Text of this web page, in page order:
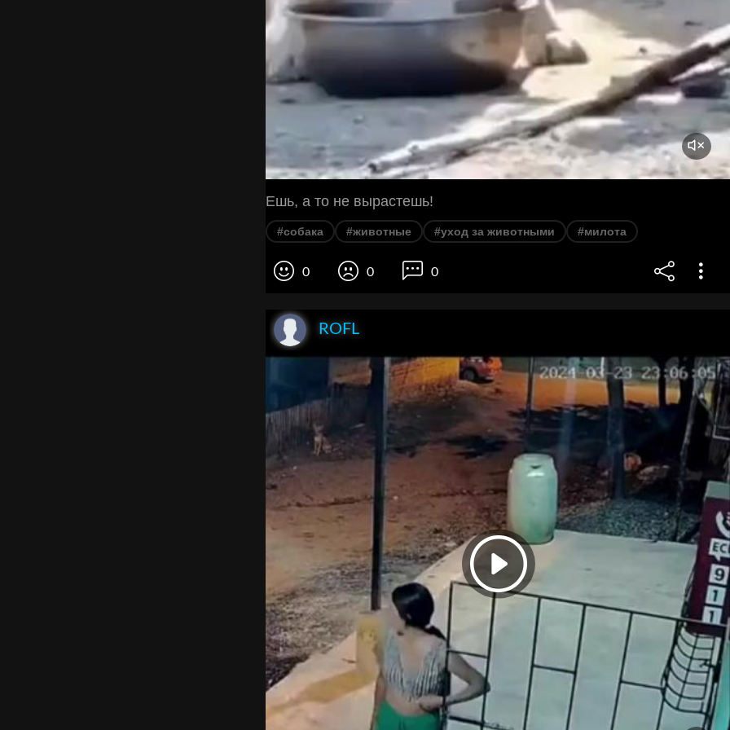
Ешь, а то не вырастешь!
#собака #животные #уход за животными #милота
0 0 0
ROFL